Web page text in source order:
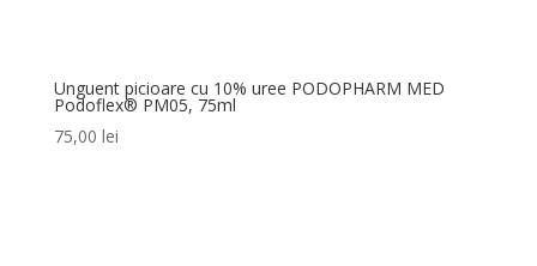
Unguent picioare cu 10% uree PODOPHARM MED
Podoflex® PM05, 75ml
75,00 lei